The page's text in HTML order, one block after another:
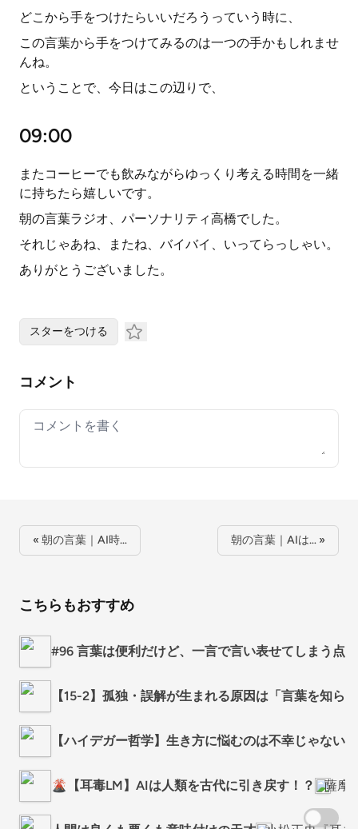
どこから手をつけたらいいだろうっていう時に、
この言葉から手をつけてみるのは一つの手かもしれませ
んね。
ということで、今日はこの辺りで、
09:00
またコーヒーでも飲みながらゆっくり考える時間を一緒
に持ちたら嬉しいです。
朝の言葉ラジオ、パーソナリティ高橋でした。
それじゃあね、またね、バイバイ、いってらっしゃい。
ありがとうございました。
スターをつける
コメント
Your comment
« 朝の言葉｜AI時… 朝の言葉｜AIは… »
こちらもおすすめ
#96 言葉は便利だけど、一言で言い表せてしまう点
【15-2】孤独・誤解が生まれる原因は「言葉を知
【ハイデガー哲学】生き方に悩むのは不幸じゃない
🌋【耳毒LM】AIは人類を古代に引き戻す！？ 薩摩